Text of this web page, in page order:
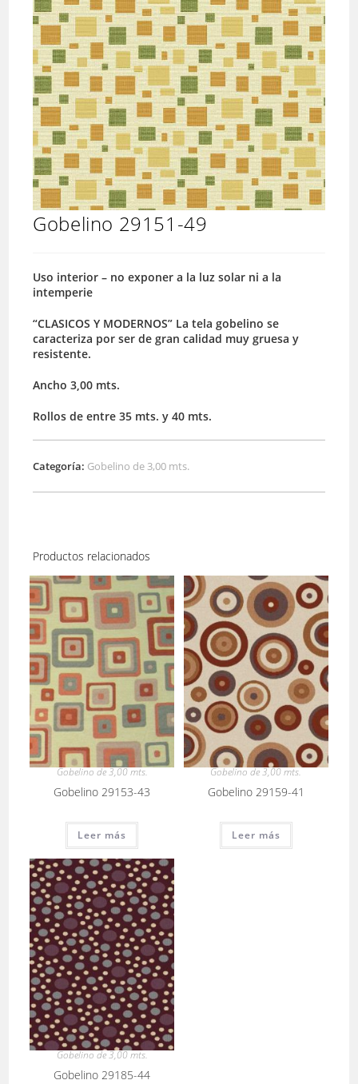
Gobelino 29151-49
Uso interior – no exponer a la luz solar ni a la
intemperie
“CLASICOS Y MODERNOS” La tela gobelino se
caracteriza por ser de gran calidad muy gruesa y
resistente.
Ancho 3,00 mts.
Rollos de entre 35 mts. y 40 mts.
Categoría: Gobelino de 3,00 mts.
Productos relacionados
Gobelino de 3,00 mts.
Gobelino 29153-43
Leer más
Gobelino de 3,00 mts.
Gobelino 29159-41
Leer más
Gobelino de 3,00 mts.
Gobelino 29185-44